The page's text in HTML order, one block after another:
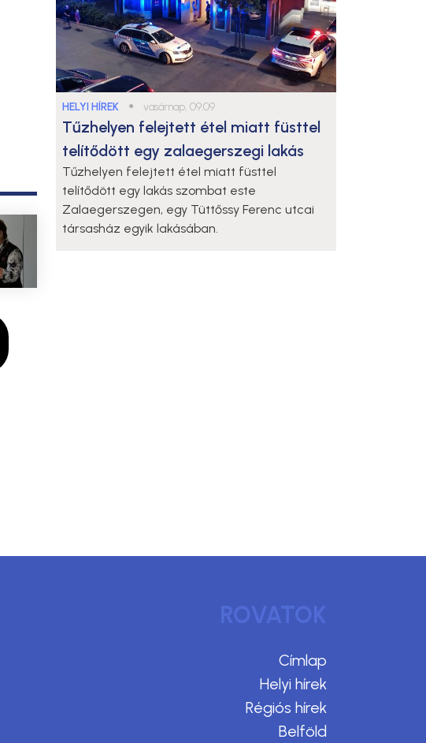
HELYI HÍREK ● vasárnap, 09:09
Tűzhelyen felejtett étel miatt füsttel
telítődött egy zalaegerszegi lakás
Tűzhelyen felejtett étel miatt füsttel
telítődött egy lakás szombat este
Zalaegerszegen, egy Tüttőssy Ferenc utcai
társasház egyik lakásában.
ROVATOK
Címlap
Helyi hírek
Régiós hírek
Belföld